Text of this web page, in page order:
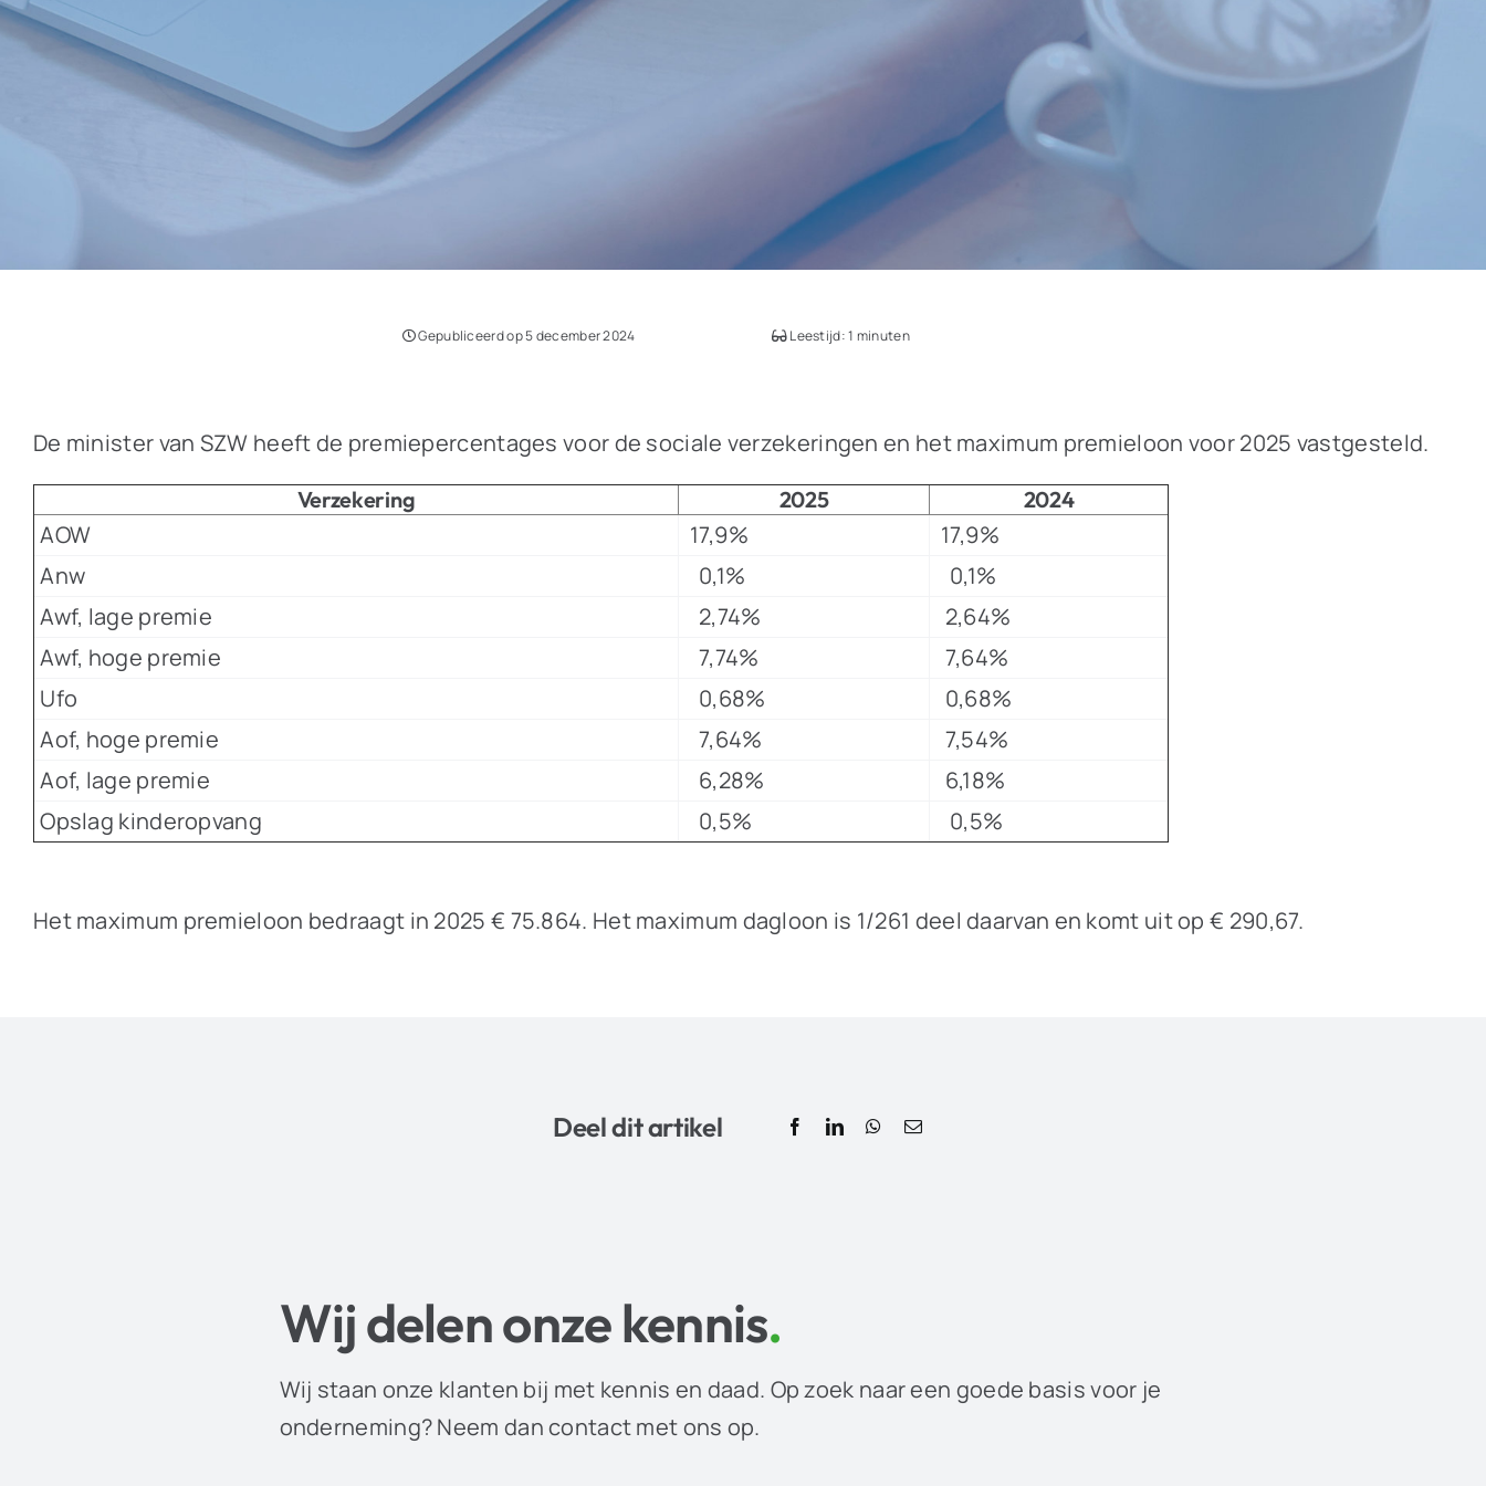
Gepubliceerd op 5 december 2024 Leestijd: 1 minuten
De minister van SZW heeft de premiepercentages voor de sociale verzekeringen en het maximum premieloon voor 2025 vastgesteld.
Verzekering 2025 2024
AOW 17,9%
17,9%
Anw
0,1%
0,1%
Awf, lage premie
2,74%
2,64%
Awf, hoge premie
7,74%
7,64%
Ufo
0,68%
0,68%
Aof, hoge premie
7,64%
7,54%
Aof, lage premie
6,28%
6,18%
Opslag kinderopvang
0,5% 0,5%
Het maximum premieloon bedraagt in 2025 € 75.864. Het maximum dagloon is 1/261 deel daarvan en komt uit op € 290,67.
Deel dit artikel
Wij delen onze kennis.
Wij staan onze klanten bij met kennis en daad. Op zoek naar een goede basis voor je
onderneming? Neem dan contact met ons op.